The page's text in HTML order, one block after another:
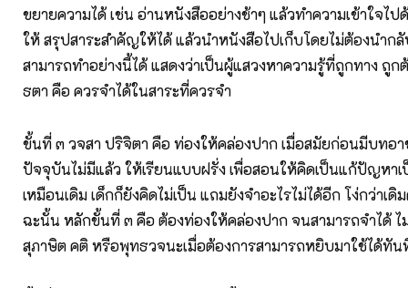
ขยายความได้ เช่น อ่านหนังสืออย่างช้าๆ แล้วทำความเข้าใจไ
ให้ สรุปสาระสำคัญให้ได้ แล้วนำหนังสือไปเก็บโดยไม่ต้องนำก
สามารถทำอย่างนี้ได้ แสดงว่าเป็นผู้แสวงหาความรู้ที่ถูกทาง ถูก
ธตา คือ ควรจำได้ในสาระที่ควรจำ
ขั้นที่ ๓ วจสา ปริจิตา คือ ท่องให้คล่องปาก เมื่อสมัยก่อนมีบทอ
ปัจจุบันไม่มีแล้ว ให้เรียนแบบฝรั่ง เพื่อสอนให้คิดเป็นแก้ปัญหา
เหมือนเดิม เด็กก็ยังคิดไม่เป็น แถมยังจำอะไรไม่ได้อีก โง่กว่าเดิ
ฉะนั้น หลักขั้นที่ ๓ คือ ต้องท่องให้คล่องปาก จนสามารถจำได้ ไ
สุภาษิต คติ หรือพุทธวจนะเมื่อต้องการสามารถหยิบมาใช้ได้ทัน